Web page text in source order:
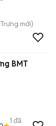
Trưng mới)
BMT
1 đã